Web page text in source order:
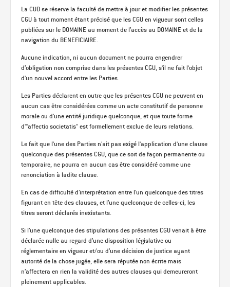
La CUD se réserve la faculté de mettre à jour et modifier les présentes
CGU à tout moment étant précisé que les CGU en vigueur sont celles
publiées sur le DOMAINE au moment de l’accès au DOMAINE et de la
navigation du BENEFICIAIRE.
Aucune indication, ni aucun document ne pourra engendrer
d’obligation non comprise dans les présentes CGU, s'il ne fait l'objet
d'un nouvel accord entre les Parties.
Les Parties déclarent en outre que les présentes CGU ne peuvent en
aucun cas être considérées comme un acte constitutif de personne
morale ou d'une entité juridique quelconque, et que toute forme
d'"affectio societatis" est formellement exclue de leurs relations.
Le fait que l'une des Parties n'ait pas exigé l'application d'une clause
quelconque des présentes CGU, que ce soit de façon permanente ou
temporaire, ne pourra en aucun cas être considéré comme une
renonciation à ladite clause.
En cas de difficulté d’interprétation entre l’un quelconque des titres
figurant en tête des clauses, et l’une quelconque de celles-ci, les
titres seront déclarés inexistants.
Si l’une quelconque des stipulations des présentes CGU venait à être
déclarée nulle au regard d’une disposition législative ou
réglementaire en vigueur et/ou d’une décision de justice ayant
autorité de la chose jugée, elle sera réputée non écrite mais
n’affectera en rien la validité des autres clauses qui demeureront
pleinement applicables.